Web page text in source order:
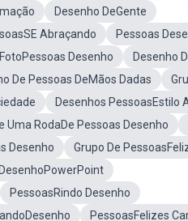
Desenho DeGente
Abraçando
Pessoas
FotoPessoas Desenho
Desenho
De Pessoas DeMãos Dadas
Desenhos PessoasEstilo
Uma RodaDe Pessoas Desenho
Desenho
Grupo De
PessoasRindo Desenho
PessoasFelizes